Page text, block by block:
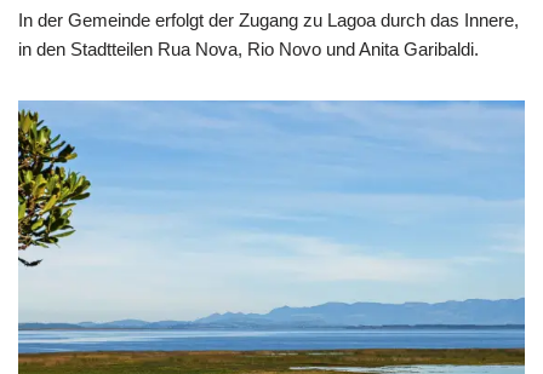
In der Gemeinde erfolgt der Zugang zu Lagoa durch das Innere,
in den Stadtteilen Rua Nova, Rio Novo und Anita Garibaldi.